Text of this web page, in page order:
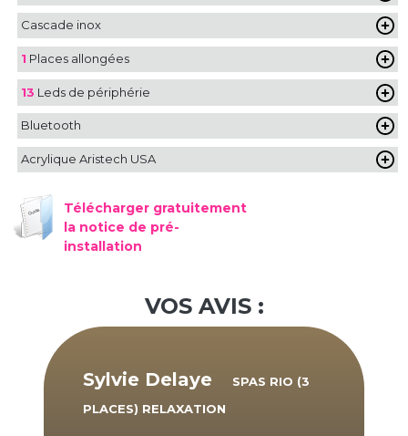
Cascade inox
1 Places allongées
13 Leds de périphérie
Bluetooth
Acrylique Aristech USA
Télécharger gratuitement
la notice de pré-
installation
VOS AVIS :
Sylvie Delaye
SPAS RIO (3
PLACES) RELAXATION